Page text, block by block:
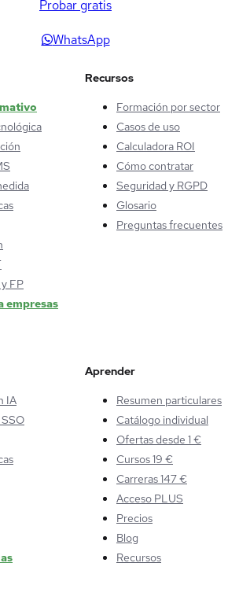
Probar gratis
WhatsApp
FP
empresas
Recursos
Formación por sector
Casos de uso
Calculadora ROI
Cómo contratar
Seguridad y RGPD
Glosario
Preguntas frecuentes
IA
Aprender
Resumen particulares
Catálogo individual
Ofertas desde 1 €
Cursos 19 €
Carreras 147 €
Acceso PLUS
Precios
Blog
Recursos